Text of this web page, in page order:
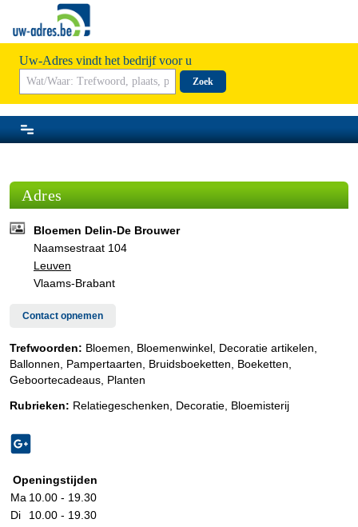
Uw-Adres vindt het bedrijf voor u
Zoek
Adres
Bloemen Delin-De Brouwer
Naamsestraat 104
Leuven
Vlaams-Brabant
Contact opnemen
Trefwoorden: Bloemen, Bloemenwinkel, Decoratie artikelen,
Ballonnen, Pampertaarten, Bruidsboeketten, Boeketten,
Geboortecadeaus, Planten
Rubrieken: Relatiegeschenken Decoratie Bloemisterij
Openingstijden
Ma 10.00 - 19.30
Di
10.00 - 19.30